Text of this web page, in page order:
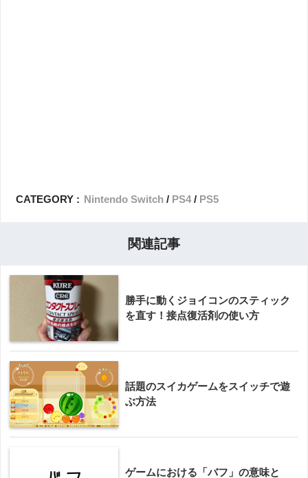
CATEGORY : Nintendo Switch PS4 PS5
関連記事
勝手に動くジョイコンのスティック
を直す！接点復活剤の使い方
話題のスイカゲームをスイッチで遊
ぶ方法
ゲームにおける「バフ」の意味と